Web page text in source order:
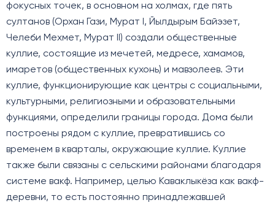
фокусных точек, в основном на холмах, где пять
султанов (Орхан Гази, Мурат I, Йылдырым Байэзет,
Челеби Мехмет, Мурат II) создали общественные
куллие, состоящие из мечетей, медресе, хамамов,
имаретов (общественных кухонь) и мавзолеев. Эти
куллие, функционирующие как центры с социальными,
культурными, религиозными и образовательными
функциями, определили границы города. Дома были
построены рядом с куллие, превратившись со
временем в кварталы, окружающие куллие. Куллие
также были связаны с сельскими районами благодаря
системе вакф. Например, целью Каваклыкёза как вакф-
деревни, то есть постоянно принадлежавшей